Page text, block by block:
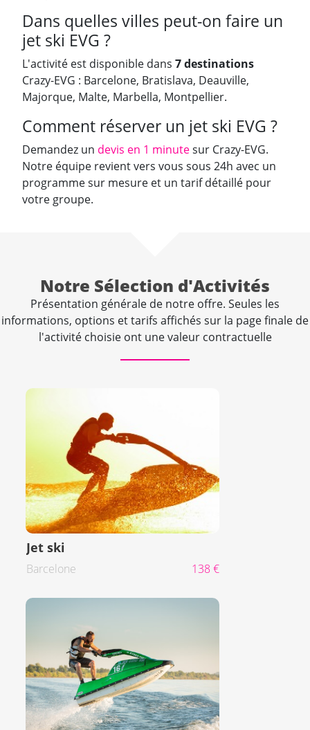
Dans quelles villes peut-on faire un
jet ski EVG ?
L'activité est disponible dans 7 destinations
Crazy-EVG : Barcelone, Bratislava, Deauville,
Majorque, Malte, Marbella, Montpellier.
Comment réserver un jet ski EVG ?
Demandez un devis en 1 minutesur Crazy-EVG.
Notre équipe revient vers vous sous 24h avec un
programme sur mesure et un tarif détaillé pour
votre groupe.
Notre Sélection d'Activités
Présentation générale de notre offre. Seules les
informations, options et tarifs affichés sur la page finale de
l'activité choisie ont une valeur contractuelle
Jet ski
Barcelone 138 €